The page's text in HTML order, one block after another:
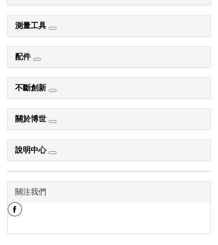
測量工具
配件
不斷創新
關於博世
說明中心
關注我們